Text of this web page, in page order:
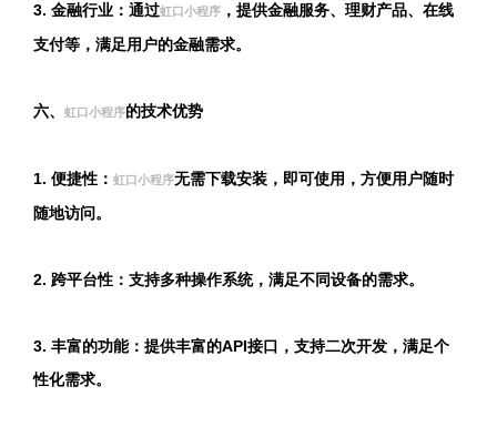
3. 金融行业：通过虹口小程序 ，提供金融服务、理财产品、在线
支付等，满足用户的金融需求。
六、 虹口小程序的技术优势
1. 便捷性： 虹口小程序无需下载安装，即可使用，方便用户随时
随地访问。
2. 跨平台性：支持多种操作系统，满足不同设备的需求。
3. 丰富的功能：提供丰富的API接口，支持二次开发，满足个
性化需求。